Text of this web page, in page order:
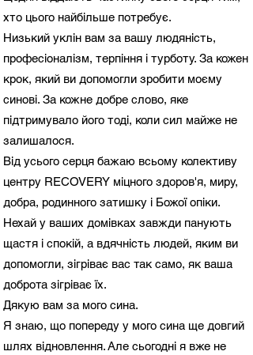
хто цього найбільше потребує.
Низький уклін вам за вашу людяність,
професіоналізм, терпіння і турботу. За кожен
крок, який ви допомогли зробити моєму
синові. За кожне добре слово, яке
підтримувало його тоді, коли сил майже не
залишалося.
Від усього серця бажаю всьому колективу
центру RECOVERY міцного здоров'я, миру,
добра, родинного затишку і Божої опіки.
Нехай у ваших домівках завжди панують
щастя і спокій, а вдячність людей, яким ви
допомогли, зігріває вас так само, як ваша
доброта зігріває їх.
Дякую вам за мого сина.
Я знаю, що попереду у мого сина ще довгий
шлях відновлення. Але сьогодні я вже не